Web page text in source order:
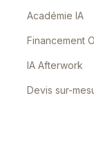
Académie IA
Financement
IA Afterwork
Devis sur-